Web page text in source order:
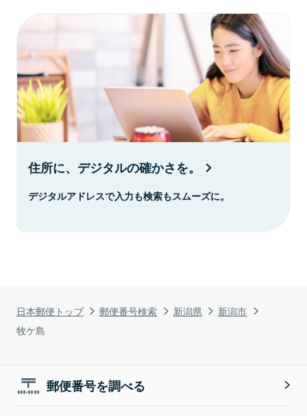
日本郵便トップ 郵便番号検索 新潟県
新潟市
牧ケ島
住所に、デジタルの確かさを。
デジタルアドレスで入力も検索もスムーズに。
郵便番号を調べる